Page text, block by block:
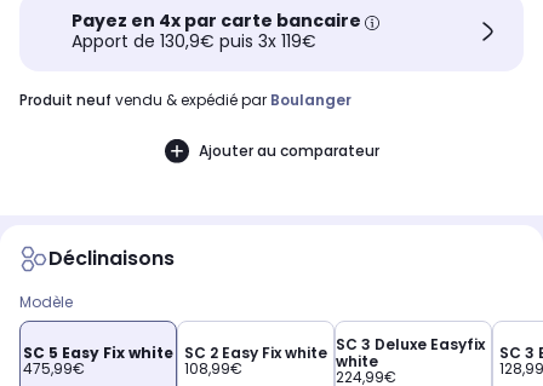
Payez en 4x par carte bancaire
Apport de 130,9€ puis 3x 119€
produit neuf vendu & expédié par Boulanger
Ajouter au comparateur
Déclinaisons
Modèle
SC 5 Easy Fix white
475,99€
SC 2 Easy Fix white
108,99€
SC 3 Deluxe Easyfix
white
224,99€
SC 3